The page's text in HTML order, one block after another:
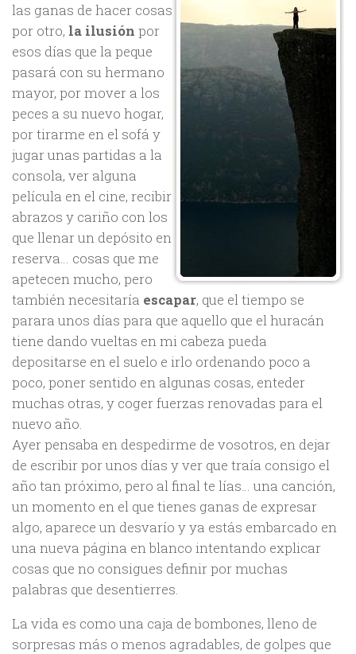
las ganas de hacer cosas
por otro, la ilusión por
esos días que la peque
pasará con su hermano
mayor, por mover a los
peces a su nuevo hogar,
por tirarme en el sofá y
jugar unas partidas a la
consola, ver alguna
película en el cine, recibir
abrazos y cariño con los
que llenar un depósito en
reserva… cosas que me
apetecen mucho, pero
también necesitaría escapar, que el tiempo se
parara unos días para que aquello que el huracán
tiene dando vueltas en mi cabeza pueda
depositarse en el suelo e irlo ordenando poco a
poco, poner sentido en algunas cosas, enteder
muchas otras, y coger fuerzas renovadas para el
nuevo año.
Ayer pensaba en despedirme de vosotros, en dejar
de escribir por unos días y ver que traía consigo el
año tan próximo, pero al final te lías… una canción,
un momento en el que tienes ganas de expresar
algo, aparece un desvarío y ya estás embarcado en
una nueva página en blanco intentando explicar
cosas que no consigues definir por muchas
palabras que desentierres.
La vida es como una caja de bombones, lleno de
sorpresas más o menos agradables, de golpes que